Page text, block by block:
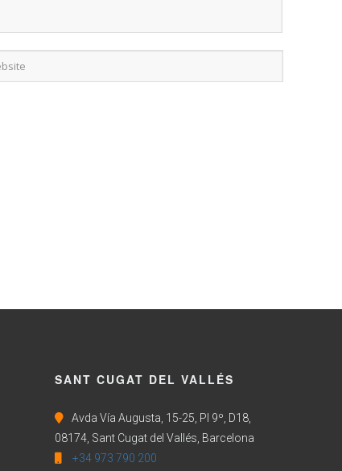
SANT CUGAT DEL VALLÉS
Avda Vía Augusta, 15-25, Pl 9º, D18,
08174, Sant Cugat del Vallés, Barcelona
+34 973 790 200